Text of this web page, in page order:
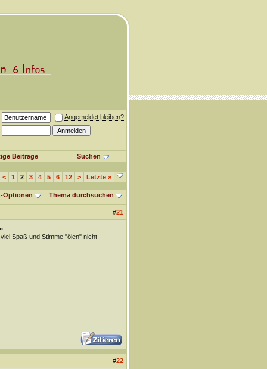
Angemeldet bleiben?
Beiträge Suchen
< 1 2 3 4 5 6 12 > Letzte »
Optionen Thema durchsuchen
#21
Spaß und Stimme "ölen" nicht
#22